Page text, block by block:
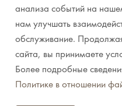
620144, г. Екатеринбург,
«Весенний», 2 этаж,
© 2007-2026 Компания
Видео. Комплексные
анализа событий на
нам улучшать
обслуживание.
сайта, вы принимаете
Более подробные
Политике в отношении